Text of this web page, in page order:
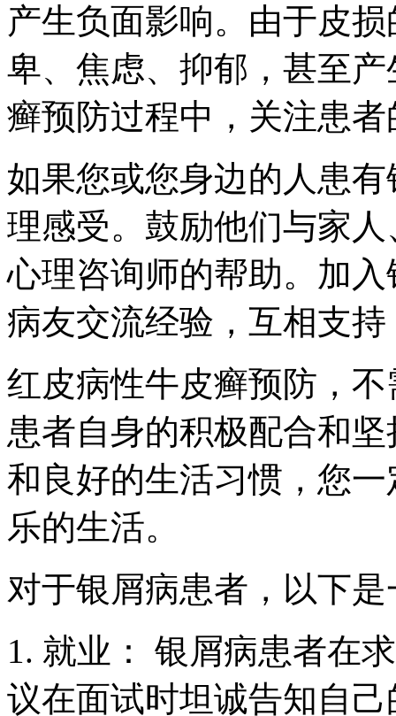
产生负面影响。由于皮
卑、焦虑、抑郁，甚至
癣预防过程中，关注患
如果您或您身边的人患
理感受。鼓励他们与家
心理咨询师的帮助。加
病友交流经验，互相支
红皮病性牛皮癣预防，
患者自身的积极配合和
和良好的生活习惯，您
乐的生活。
对于银屑病患者，以下
1. 就业： 银屑病患者在
议在面试时坦诚告知自